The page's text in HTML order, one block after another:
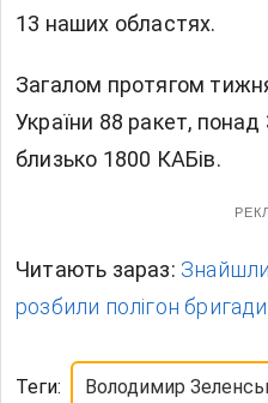
13 наших областях.
Загалом протягом
України 88 ракет,
близько 1800 КАБів.
Читають зараз:
розбили полігон
Теги: Володимир